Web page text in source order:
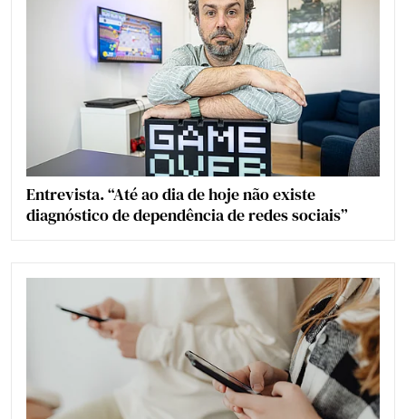
Entrevista. “Até ao dia de hoje não existe
diagnóstico de dependência de redes sociais”